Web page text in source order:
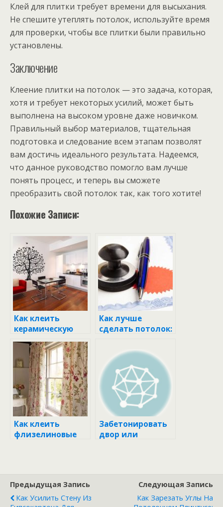
Клей для плитки требует времени для высыхания.
Не спешите утеплять потолок, используйте время
для проверки, чтобы все плитки были правильно
установлены.
Заключение
Клеение плитки на потолок — это задача, которая,
хотя и требует некоторых усилий, может быть
выполнена на высоком уровне даже новичком.
Правильный выбор материалов, тщательная
подготовка и следование всем этапам позволят
вам достичь идеального результата. Надеемся,
что данное руководство помогло вам лучше
понять процесс, и теперь вы сможете
преобразить свой потолок так, как того хотите!
Похожие Записи:
Как клеить
керамическую
плитку на стену:
пошаговое
руководство для
новичков
Как лучше
сделать потолок:
пошаговое
руководство
Как клеить
флизелиновые
Забетонировать
двор или
Предыдущая Запись
Как Усилить Стену Из
Следующая Запись
Как Зарезать Углы На